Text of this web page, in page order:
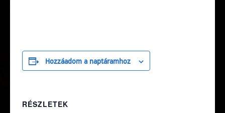
Hozzáadom a naptáramhoz
RÉSZLETEK